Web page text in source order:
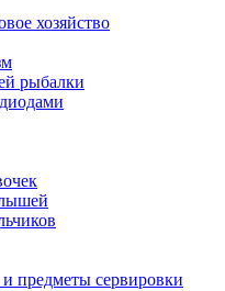
хозяйство
рыбалки
и предметы сервировки